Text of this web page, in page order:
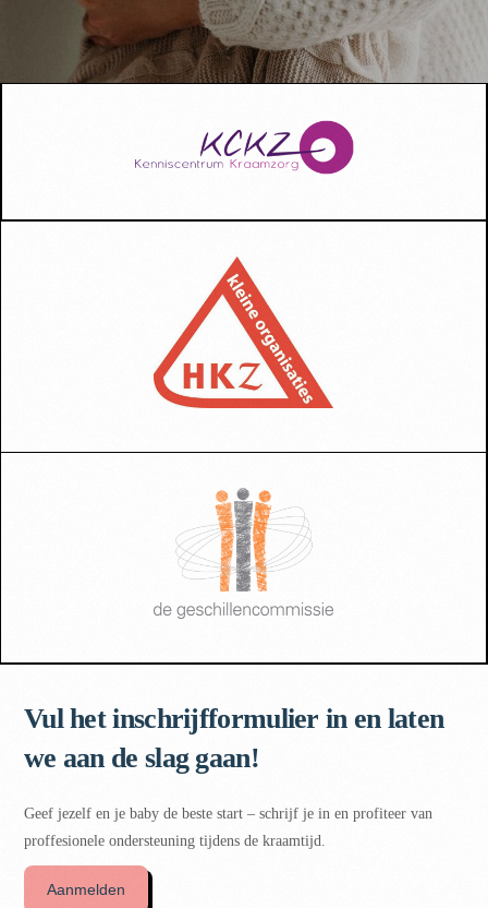
Vul het inschrijfformulier in en laten
we aan de slag gaan!
Geef jezelf en je baby de beste start – schrijf je in en profiteer van
proffesionele ondersteuning tijdens de kraamtijd.
Aanmelden